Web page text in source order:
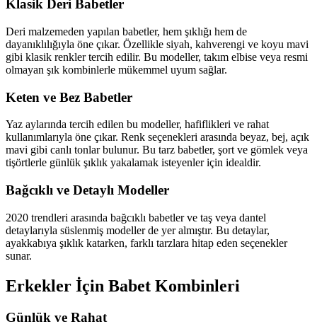
Klasik Deri Babetler
Deri malzemeden yapılan babetler, hem şıklığı hem de
dayanıklılığıyla öne çıkar. Özellikle siyah, kahverengi ve koyu mavi
gibi klasik renkler tercih edilir. Bu modeller, takım elbise veya resmi
olmayan şık kombinlerle mükemmel uyum sağlar.
Keten ve Bez Babetler
Yaz aylarında tercih edilen bu modeller, hafiflikleri ve rahat
kullanımlarıyla öne çıkar. Renk seçenekleri arasında beyaz, bej, açık
mavi gibi canlı tonlar bulunur. Bu tarz babetler, şort ve gömlek veya
tişörtlerle günlük şıklık yakalamak isteyenler için idealdir.
Bağcıklı ve Detaylı Modeller
2020 trendleri arasında bağcıklı babetler ve taş veya dantel
detaylarıyla süslenmiş modeller de yer almıştır. Bu detaylar,
ayakkabıya şıklık katarken, farklı tarzlara hitap eden seçenekler
sunar.
Erkekler İçin Babet Kombinleri
Günlük ve Rahat